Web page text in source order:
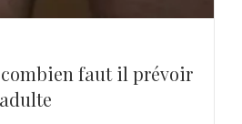
faut il prévoir